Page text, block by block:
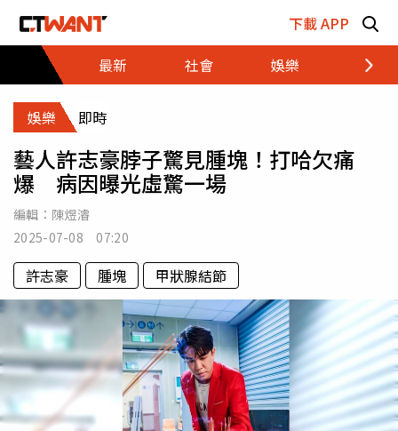
下載 APP
最新
社會 娛樂 財經
娛樂 即時
藝人許志豪脖子驚見腫塊！打哈欠痛
爆 病因曝光虛驚一場
編輯： 陳煜濬
2025-07-08 07:20
許志豪 腫塊 甲狀腺結節